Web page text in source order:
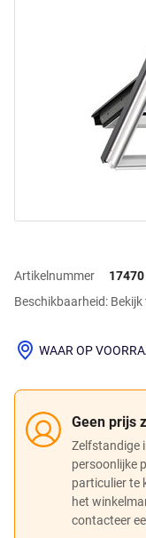
Artikelnummer
17470
Beschikbaarheid:
Geen prijs
Zelfstandige
persoonlijke
particulier te
het
contacteer
WAAR OP